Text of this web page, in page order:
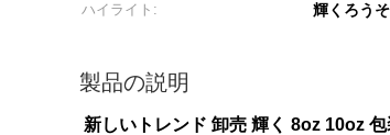
ハイライト:
輝くろう
製品の説明
新しいトレンド 卸売 輝く 8oz 10oz